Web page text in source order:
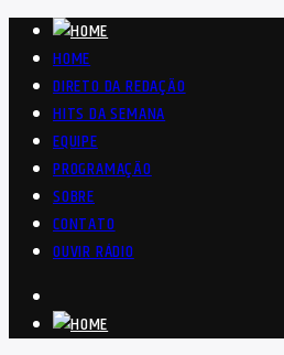
HOME
DIRETO DA REDAÇÃO
HITS DA SEMANA
EQUIPE
PROGRAMAÇÃO
SOBRE
CONTATO
OUVIR RÁDIO